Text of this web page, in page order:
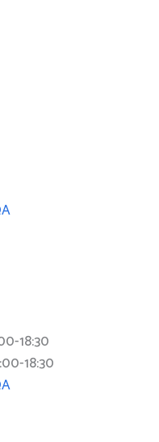
18:30
18:30